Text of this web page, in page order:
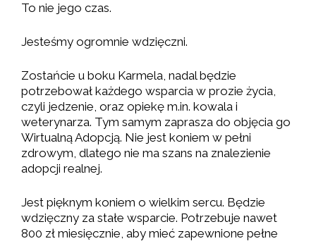
To nie jego czas.
Jesteśmy ogromnie wdzięczni.
Zostańcie u boku Karmela, nadal będzie
potrzebował każdego wsparcia w prozie życia,
czyli jedzenie, oraz opiekę m.in. kowala i
weterynarza. Tym samym zaprasza do objęcia go
Wirtualną Adopcją. Nie jest koniem w pełni
zdrowym, dlatego nie ma szans na znalezienie
adopcji realnej.
Jest pięknym koniem o wielkim sercu. Będzie
wdzięczny za stałe wsparcie. Potrzebuje nawet
800 zł miesięcznie, aby mieć zapewnione pełne